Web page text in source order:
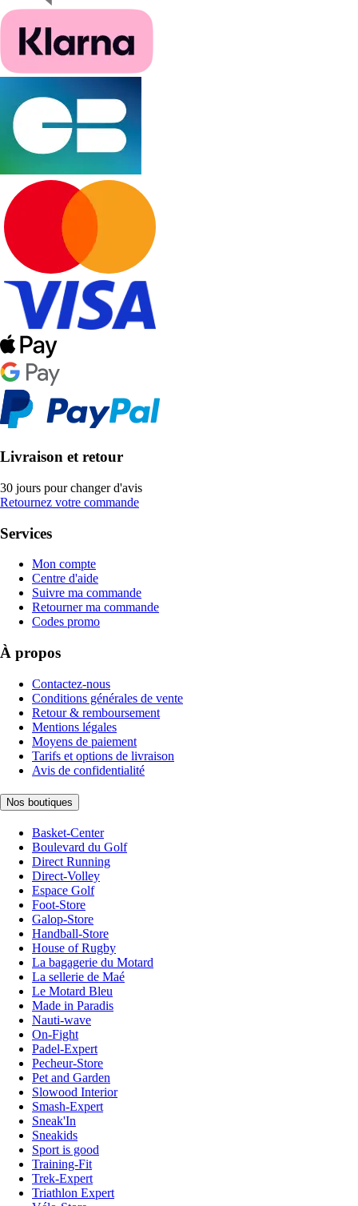
Livraison et retour
30 jours pour changer d'avis
Retournez votre commande
Services
Mon compte
Centre d'aide
Suivre ma commande
Retourner ma commande
Codes promo
À propos
Contactez-nous
Conditions générales de vente
Retour & remboursement
Mentions légales
Moyens de paiement
Tarifs et options de livraison
Avis de confidentialité
Nos boutiques
Basket-Center
Boulevard du Golf
Direct Running
Direct-Volley
Espace Golf
Foot-Store
Galop-Store
Handball-Store
House of Rugby
La bagagerie du Motard
La sellerie de Maé
Le Motard Bleu
Made in Paradis
Nauti-wave
On-Fight
Padel-Expert
Pecheur-Store
Pet and Garden
Slowood Interior
Smash-Expert
Sneak'In
Sneakids
Sport is good
Training-Fit
Trek-Expert
Triathlon Expert